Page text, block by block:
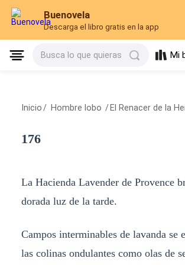
Buenovela
Descarga el libro gratis en la app
Busca lo que quieras Mi
Inicio / Hombre lobo / El Renacer de la
176
La Hacienda Lavender de Provence
dorada luz de la tarde.
Campos interminables de lavanda se
las colinas ondulantes como olas de